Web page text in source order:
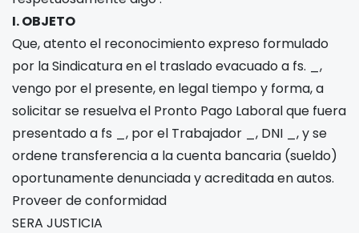
I. OBJETO
Que, atento el reconocimiento expreso formulado
por la Sindicatura en el traslado evacuado a fs. _,
vengo por el presente, en legal tiempo y forma, a
solicitar se resuelva el Pronto Pago Laboral que fuera
presentado a fs _, por el Trabajador _, DNI _, y se
ordene transferencia a la cuenta bancaria (sueldo)
oportunamente denunciada y acreditada en autos.
Proveer de conformidad
SERA JUSTICIA